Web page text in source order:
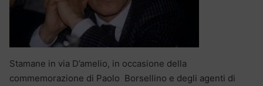
Stamane in via D’amelio, in occasione della
commemorazione di Paolo Borsellino e degli agenti di